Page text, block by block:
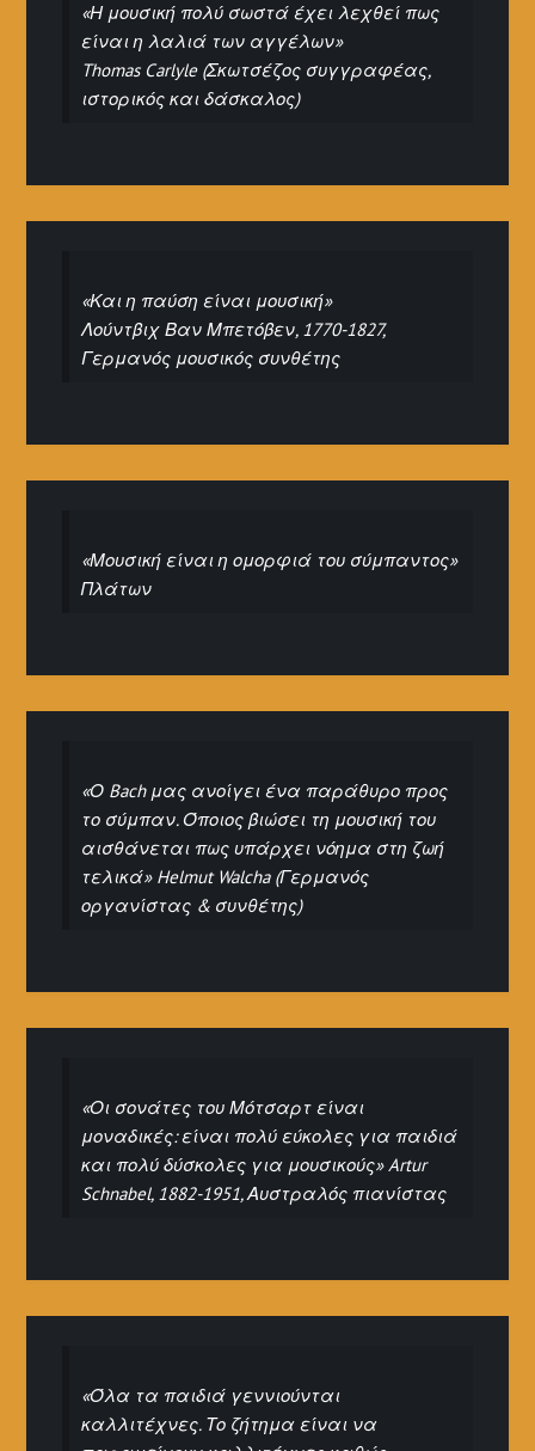
«Η μουσική πολύ σωστά έχει λεχθεί πως
είναι η λαλιά των αγγέλων»
Thomas Carlyle (Σκωτσέζος συγγραφέας,
ιστορικός και δάσκαλος)
«Και η παύση είναι μουσική»
Λούντβιχ Βαν Μπετόβεν, 1770-1827,
Γερμανός μουσικός συνθέτης
«Μουσική είναι η ομορφιά του σύμπαντος»
Πλάτων
«Ο Bach μας ανοίγει ένα παράθυρο προς
το σύμπαν. Όποιος βιώσει τη μουσική του
αισθάνεται πως υπάρχει νόημα στη ζωή
τελικά» Helmut Walcha (Γερμανός
οργανίστας & συνθέτης)
«Οι σονάτες του Μότσαρτ είναι
μοναδικές: είναι πολύ εύκολες για παιδιά
και πολύ δύσκολες για μουσικούς» Artur
Schnabel, 1882-1951, Αυστραλός πιανίστας
«Όλα τα παιδιά γεννιούνται
καλλιτέχνες. Το ζήτημα είναι να